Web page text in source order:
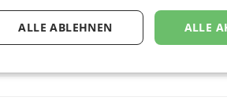
mit allen notwendigen
ALLE
ALLE ABLEHNEN